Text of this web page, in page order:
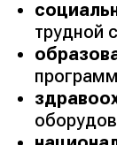
трудной